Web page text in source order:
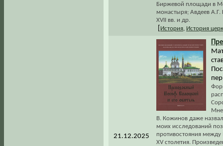
Биржевой площади в
монастыря; Авдеев А.Г.
XVII вв. и др.
История История
21.12.2025
В. Кожинов даже
моих исследований
противостояния
XV столетия.